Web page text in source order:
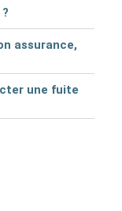
assurance,
une fuite